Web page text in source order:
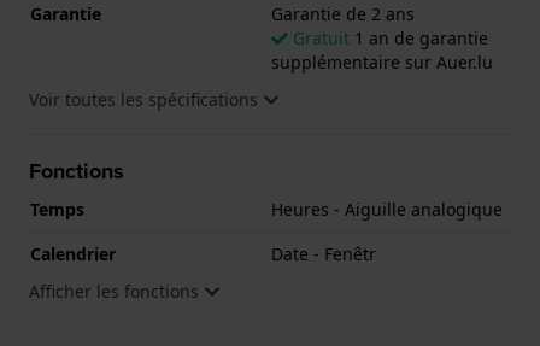
Garantie
Garantie de 2 ans
Gratuit 1 an de garantie
supplémentaire sur Auer.lu
Voir toutes les spécifications
Fonctions
Temps
Heures - Aiguille analogique
Calendrier
Date - Fenêtr
Afficher les fonctions